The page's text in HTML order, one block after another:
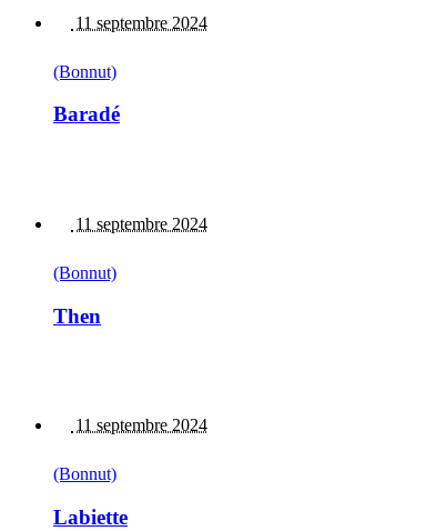
11 septembre 2024
(Bonnut)
Baradé
11 septembre 2024
(Bonnut)
Then
11 septembre 2024
(Bonnut)
Labiette